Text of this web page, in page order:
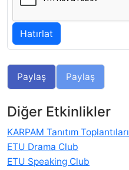
Paylaş Paylaş
Diğer Etkinlikler
KARPAM Tanıtım Toplantıları
ETU Drama Club
ETU Speaking Club